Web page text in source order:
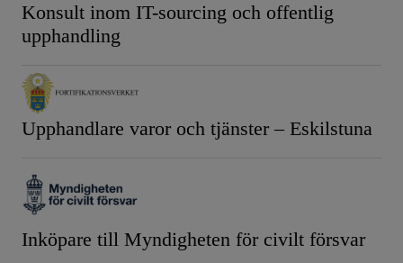
Konsult inom IT-sourcing och offentlig
upphandling
Upphandlare varor och tjänster – Eskilstuna
Inköpare till Myndigheten för civilt försvar